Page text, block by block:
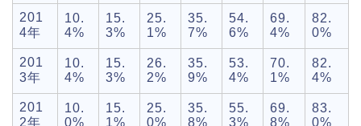
201
4年
10.
4%
15.
3%
25.
1%
35.
7%
54.
6%
69.
4%
82.
0%
201
3年
10.
4%
15.
3%
26.
2%
35.
9%
53.
4%
70.
1%
82.
4%
201
2年
10.
0%
15.
1%
25.
0%
35.
8%
55.
3%
69.
8%
83.
0%